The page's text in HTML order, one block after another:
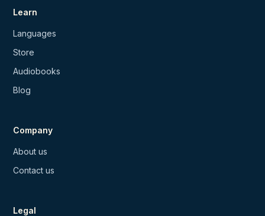
Learn
Languages
Store
Audiobooks
Blog
Company
About us
Contact us
Legal